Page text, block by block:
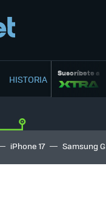
HISTORIA Suscríbete a
iPhone 17 Samsung